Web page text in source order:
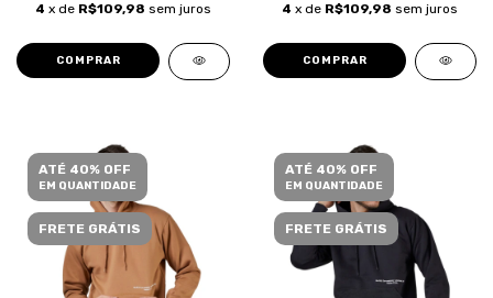
4 x de R$109,98 sem juros
COMPRAR
4 x de R$109,98 sem juros
COMPRAR
ATÉ 40% OFF
EM QUANTIDADE
FRETE GRÁTIS
ATÉ 40% OFF
EM QUANTIDADE
FRETE GRÁTIS